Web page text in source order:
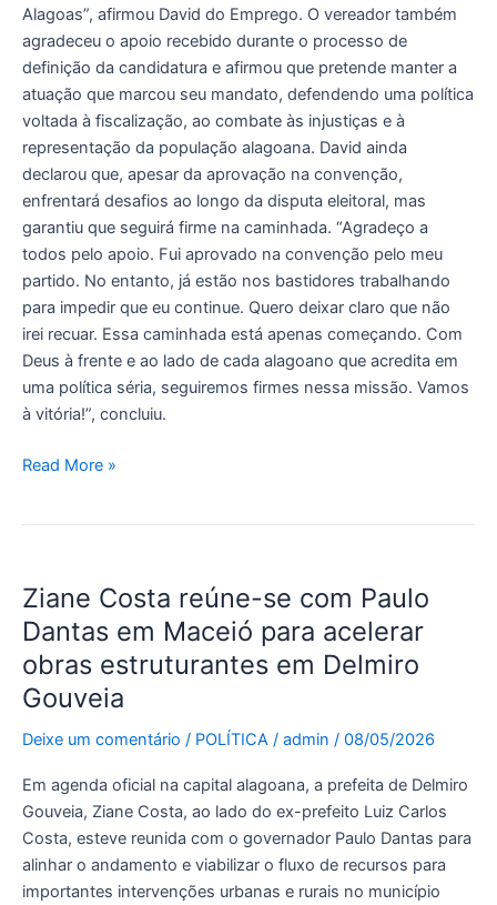
Alagoas”, afirmou David do Emprego. O vereador também
agradeceu o apoio recebido durante o processo de
definição da candidatura e afirmou que pretende manter a
atuação que marcou seu mandato, defendendo uma política
voltada à fiscalização, ao combate às injustiças e à
representação da população alagoana. David ainda
declarou que, apesar da aprovação na convenção,
enfrentará desafios ao longo da disputa eleitoral, mas
garantiu que seguirá firme na caminhada. “Agradeço a
todos pelo apoio. Fui aprovado na convenção pelo meu
partido. No entanto, já estão nos bastidores trabalhando
para impedir que eu continue. Quero deixar claro que não
irei recuar. Essa caminhada está apenas começando. Com
Deus à frente e ao lado de cada alagoano que acredita em
uma política séria, seguiremos firmes nessa missão. Vamos
à vitória!”, concluiu.
Read More »
Ziane Costa reúne-se com Paulo
Dantas em Maceió para acelerar
obras estruturantes em Delmiro
Gouveia
Deixe um comentário / POLÍTICA / admin / 08/05/2026
Em agenda oficial na capital alagoana, a prefeita de Delmiro
Gouveia, Ziane Costa, ao lado do ex-prefeito Luiz Carlos
Costa, esteve reunida com o governador Paulo Dantas para
alinhar o andamento e viabilizar o fluxo de recursos para
importantes intervenções urbanas e rurais no município
Costa
reúne-
com
Paulo
Dantas
Maceió
para
acelerar
obras
estruturantes